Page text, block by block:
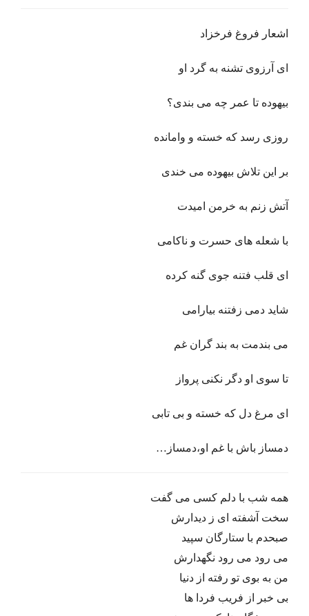
اشعار فروغ فرخزاد
ای آرزوی تشنه به گرد او
بیهوده تا عمر چه می بندی؟
روزی رسد که خسته و وامانده
بر این تلاش بیهوده می خندی
آتش زنم به خرمن امیدت
با شعله های حسرت و ناکامی
ای قلب فتنه جوی گنه کرده
شاید دمی زفتنه بیارامی
می بندمت به بند گران غم
تا سوی او دگر نکنی پرواز
ای مرغ دل که خسته و بی تابی
دمساز باش با غم او،دمساز…
همه شب با دلم کسی می گفت
سخت آشفته ای ز دیدارش
صبحدم با ستارگان سپید
می رود می رود نگهدارش
من به بوی تو رفته از دنیا
بی خبر از فریب فردا ها